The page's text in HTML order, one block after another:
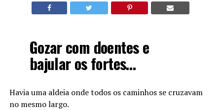
Gozar com doentes e
bajular os fortes…
Havia uma aldeia onde todos os caminhos se cruzavam
no mesmo largo.